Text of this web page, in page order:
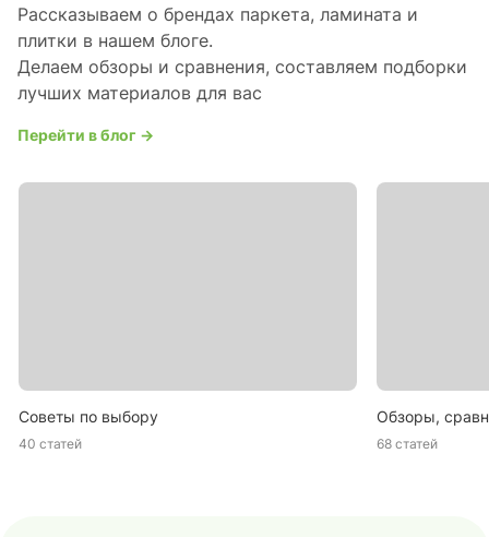
Рассказываем о брендах паркета, ламината и
плитки в нашем блоге.
Делаем обзоры и сравнения, составляем подборки
лучших материалов для вас
Перейти в блог →
Советы по выбору
40 статей
Обзоры,
68 статей